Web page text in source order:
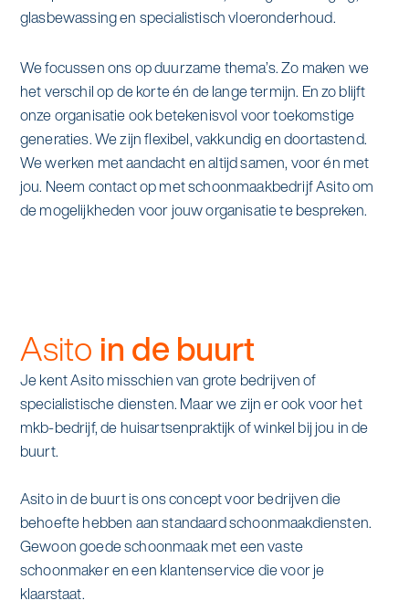
Werken bij Asito
Zoeken
Offerte aanvragen
glasbewassing en specialistisch vloeronderhoud.
We focussen ons op duurzame thema’s. Zo maken we
het verschil op de korte én de lange termijn. En zo blijft
onze organisatie ook betekenisvol voor toekomstige
generaties. We zijn flexibel, vakkundig en doortastend.
We werken met aandacht en altijd samen, voor én met
jou. Neem contact op met schoonmaakbedrijf Asito om
de mogelijkheden voor jouw organisatie te bespreken.
Asito in de buurt
Je kent Asito misschien van grote bedrijven of
specialistische diensten. Maar we zijn er ook voor het
mkb-bedrijf, de huisartsenpraktijk of winkel bij jou in de
buurt.
Asito in de buurt is ons concept voor bedrijven die
behoefte hebben aan standaard schoonmaakdiensten.
Gewoon goede schoonmaak met een vaste
schoonmaker en een klantenservice die voor je
klaarstaat.